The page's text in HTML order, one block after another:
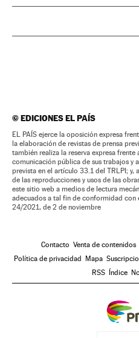
©EDICIONES EL PAÍS
EL PAÍS ejerce la oposición expresa
la elaboración de revistas de prensa
también realiza la reserva expresa
comunicación pública de sus trabajos y
prevista en el artículo 33.1 del TRLPI; y,
de las reproducciones y usos de las
este sitio web a medios de lectura
adecuados a tal fin de conformidad con
24/2021, de 2 de noviembre
Contacto Venta de contenidos
Política de privacidad Mapa
RSS Índice